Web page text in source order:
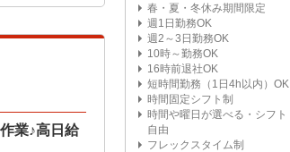
業♪高日給
春・夏・冬休み期間限定
週1日勤務OK
週2～3日勤務OK
10時～勤務OK
16時前退社OK
短時間勤務（1日4h以内）OK
時間固定シフト制
時間や曜日が選べる・シフト
自由
フレックスタイム制